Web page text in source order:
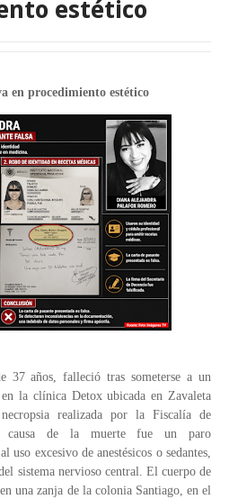
estético
en procedimiento estético
37 años, falleció tras someterse a un
la clínica Detox ubicada en Zavaleta
realizada por la Fiscalía de
causa de la muerte fue un paro
uso excesivo de anestésicos o sedantes,
sistema nervioso central. El cuerpo de
una zanja de la colonia Santiago, en el